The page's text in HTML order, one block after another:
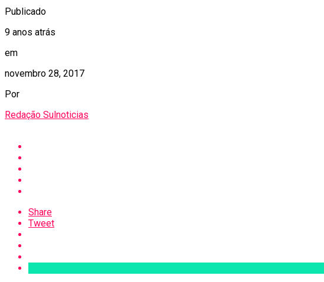
Publicado
9 anos atrás
em
novembro 28, 2017
Por
Redação Sulnoticias
Share
Tweet